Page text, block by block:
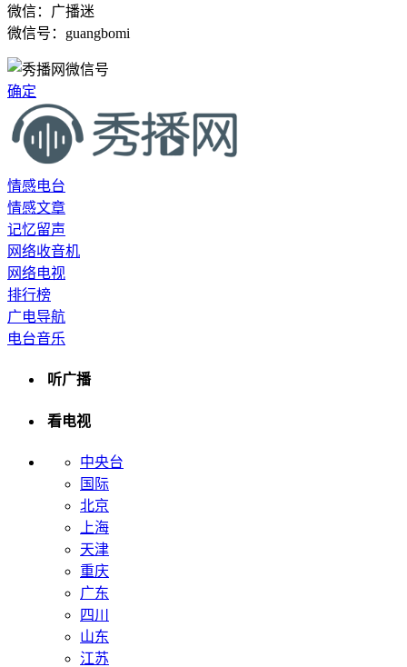
微信：广播迷
微信号：guangbomi
确定
情感电台
情感文章
记忆留声
网络收音机
网络电视
排行榜
广电导航
电台音乐
听广播
看电视
中央台
国际
北京
上海
天津
重庆
广东
四川
山东
江苏